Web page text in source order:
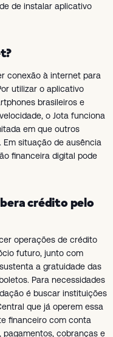
de instalar aplicativo
conexão à internet para
utilizar o aplicativo
brasileiros e
o Jota funciona
em que outros
situação de ausência
financeira digital pode
crédito pelo
operações de crédito
futuro, junto com
a gratuidade das
Para necessidades
é buscar instituições
que já operem essa
financeiro com conta
cobranças e